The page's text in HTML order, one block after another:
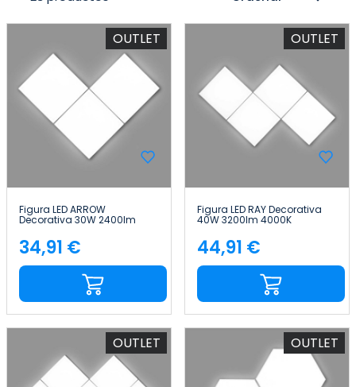
OUTLET
Figura LED ARROW
Decorativa 30W 2400lm
Deco
Precio
34,91 €
OUTLET
Figura LED RAY Decorativa
40W 3200lm 4000K
Precio
44,91 €
OUTLET OUTLET